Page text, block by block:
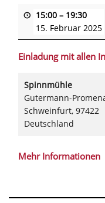
15:00 – 19:30
15. Februar 2025
Einladung mit allen
Spinnmühle
Gutermann-
Schweinfurt, 97422
Deutschland
Mehr Informationen